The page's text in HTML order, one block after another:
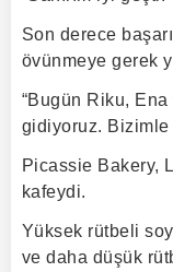
Son derece
övünmeye gerek
“Bugün Riku,
gidiyoruz. Bizimle
Picassie Bakery,
kafeydi.
Yüksek rütbeli
ve daha düşük